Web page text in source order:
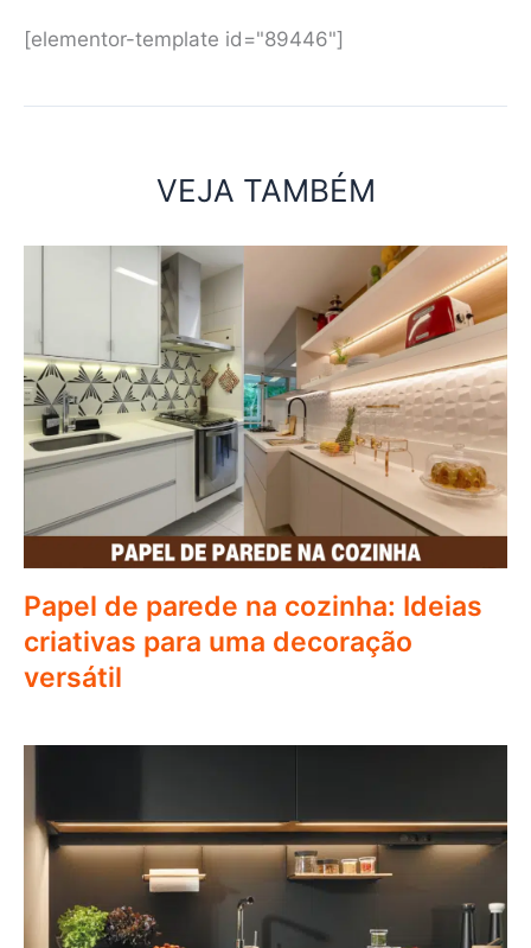
[elementor-template id="89446"]
VEJA TAMBÉM
Papel de parede na cozinha: Ideias
criativas para uma decoração
versátil